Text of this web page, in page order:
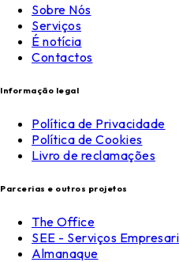
Sobre Nós
Serviços
É notícia
Contactos
Informação legal
Política de Privacidade
Política de Cookies
Livro de reclamações
Parcerias e outros projetos
The Office
SEE - Serviços
Almanaque